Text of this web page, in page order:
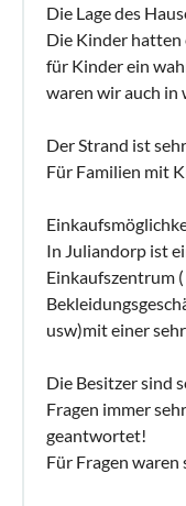
Die Lage des
Die Kinder hatten
für Kinder ein
waren wir auch in
Der Strand ist
Für Familien mit
In Juliandorp ist
Einkaufszentrum
usw)mit einer
Die Besitzer sind
Fragen immer
geantwortet!
Für Fragen